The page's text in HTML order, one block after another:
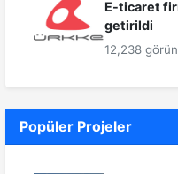
E-ticaret
getirildi
12,238
Popüler Projeler